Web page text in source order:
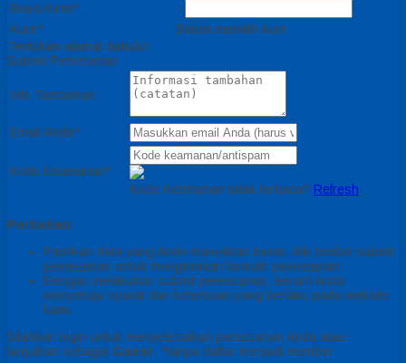
Biaya Kirim*
-
Kurir*
Belum memilih kurir
Tentukan alamat dahulu!
Submit Pemesanan
Info Tambahan
Email Anda*
Kode Keamanan*
Kode Keamanan tidak terbaca? Refresh
Perhatian:
Pastikan data yang Anda masukkan benar, klik tombol submit
pemesanan untuk mengirimkan formulir pemesanan.
Dengan melakukan submit pemesanan, berarti Anda
menyetujui syarat dan ketentuan yang berlaku pada website
kami.
Silahkan login untuk menyelesaikan pemesanan Anda atau
lanjutkan sebagai Guest *tanpa daftar menjadi member